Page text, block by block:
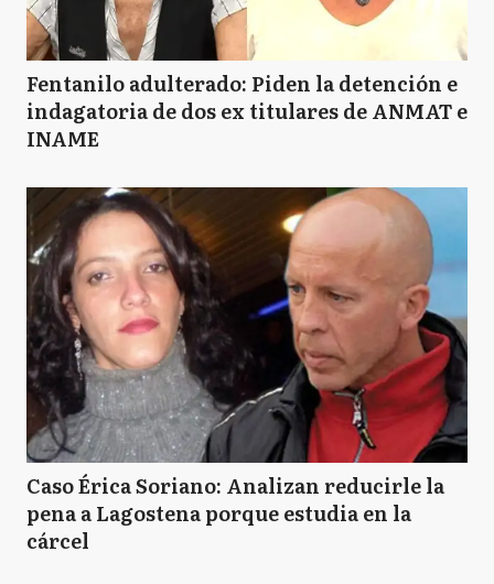
Fentanilo adulterado: Piden la detención e
indagatoria de dos ex titulares de ANMAT e
INAME
Caso Érica Soriano: Analizan reducirle la
pena a Lagostena porque estudia en la
cárcel